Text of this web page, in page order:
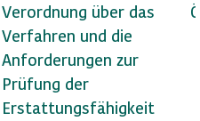
Verordnung über das
Verfahren und die
Anforderungen zur
Prüfung der
Erstattungsfähigkeit